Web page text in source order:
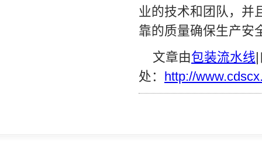
业的技术和团队，并
靠的质量确保生产安
文章由包装流水线
处： http://